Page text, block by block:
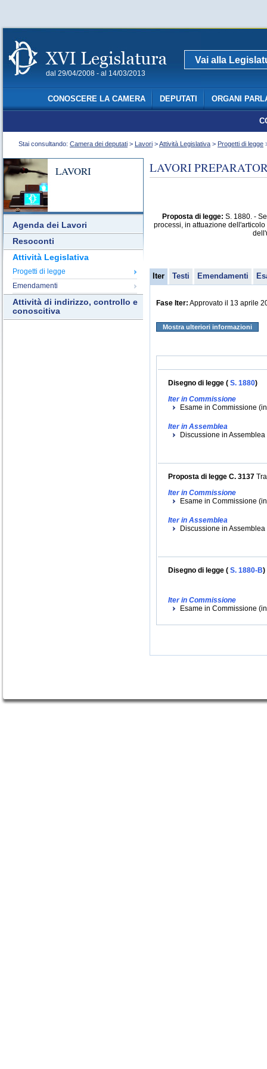
dal 29/04/2008 - al 14/03/2013
Vai alla
CONOSCERE LA CAMERA DEPUTATI ORGANI
Stai consultando: Camera dei deputati > Lavori >Attività Legislativa > Progetti di legge
LAVORI
Agenda dei Lavori
Resoconti
Attività Legislativa
Progetti di legge
Emendamenti
Attività di indirizzo, controllo e
conoscitiva
LAVORI
Proposta di legge: S. 1880. -
processi, in attuazione
Iter Testi Emendamenti
Fase Iter: Approvato il 13 aprile
Mostra ulteriori informazioni
Disegno di legge ( S. 1880)
Iter in Commissione
Esame in Commissione
Iter in Assemblea
Discussione in
Proposta di legge C. 3137
Iter in Commissione
Esame in Commissione
Iter in Assemblea
Discussione in
Disegno di legge ( S. 1880-B)
Iter in Commissione
Esame in Commissione